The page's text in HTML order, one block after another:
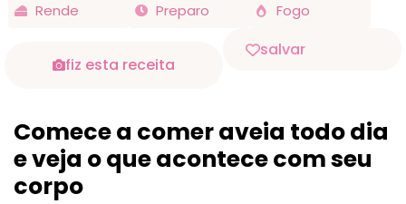
Rende Preparo Fogo
fiz esta receita
salvar
Comece a comer aveia todo dia
e veja o que acontece com seu
corpo